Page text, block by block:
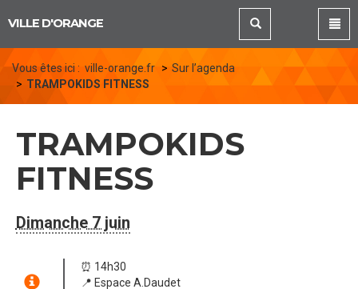
VILLE D'ORANGE
Vous êtes ici : ville-orange.fr
Sur l’agenda
TRAMPOKIDS FITNESS
TRAMPOKIDS
FITNESS
Dimanche 7 juin
⏰ 14h30
📍 Espace A.Daudet